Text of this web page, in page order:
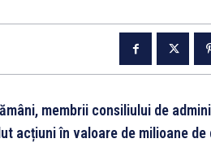
membrii consiliului de
acțiuni în valoare de milioane de